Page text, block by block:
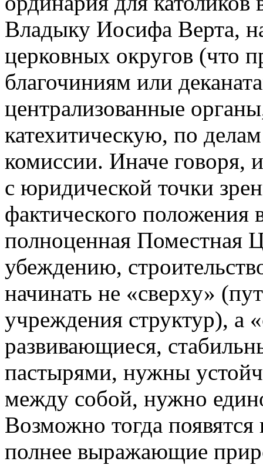
Владыку Иосифа Верта,
церковных округов (что
благочиниям или
централизованные
катехитическую, по
комиссии. Иначе говоря,
с юридической точки
фактического положения
полноценная Поместная
убеждению,
начинать не «сверху»
учреждения структур),
развивающиеся,
пастырями, нужны
между собой, нужно
Возможно тогда
полнее выражающие